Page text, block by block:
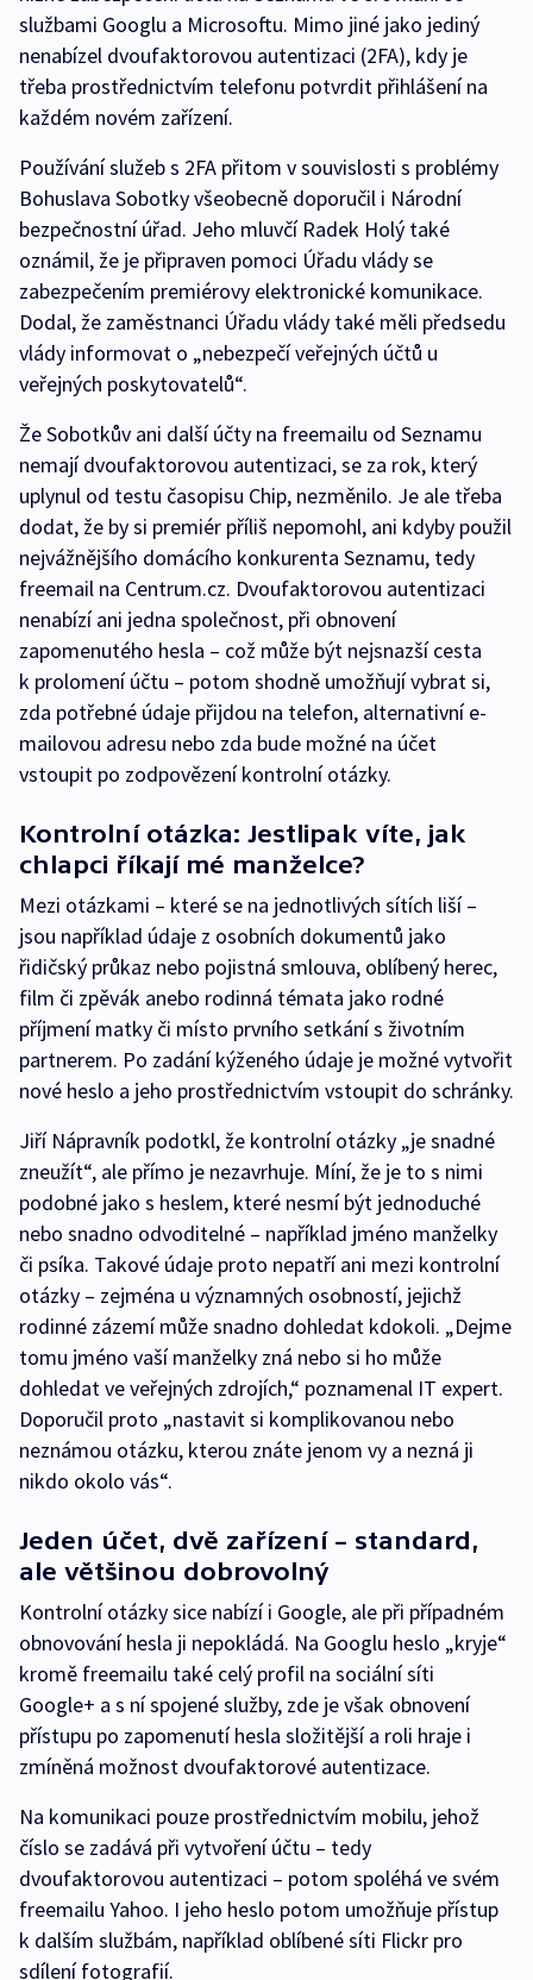
službami Googlu a Microsoftu. Mimo jiné jako jediný
nenabízel dvoufaktorovou autentizaci (2FA), kdy je
třeba prostřednictvím telefonu potvrdit přihlášení na
každém novém zařízení.
Používání služeb s 2FA přitom v souvislosti s problémy
Bohuslava Sobotky všeobecně doporučil i Národní
bezpečnostní úřad. Jeho mluvčí Radek Holý také
oznámil, že je připraven pomoci Úřadu vlády se
zabezpečením premiérovy elektronické komunikace.
Dodal, že zaměstnanci Úřadu vlády také měli předsedu
vlády informovat o „nebezpečí veřejných účtů u
veřejných poskytovatelů“.
Že Sobotkův ani další účty na freemailu od Seznamu
nemají dvoufaktorovou autentizaci, se za rok, který
uplynul od testu časopisu Chip, nezměnilo. Je ale třeba
dodat, že by si premiér příliš nepomohl, ani kdyby použil
nejvážnějšího domácího konkurenta Seznamu, tedy
freemail na Centrum.cz. Dvoufaktorovou autentizaci
nenabízí ani jedna společnost, při obnovení
zapomenutého hesla – což může být nejsnazší cesta
k prolomení účtu – potom shodně umožňují vybrat si,
zda potřebné údaje přijdou na telefon, alternativní e-
mailovou adresu nebo zda bude možné na účet
vstoupit po zodpovězení kontrolní otázky.
Kontrolní otázka: Jestlipak víte, jak
chlapci říkají mé manželce?
Mezi otázkami – které se na jednotlivých sítích liší –
jsou například údaje z osobních dokumentů jako
řidičský průkaz nebo pojistná smlouva, oblíbený herec,
film či zpěvák anebo rodinná témata jako rodné
příjmení matky či místo prvního setkání s životním
partnerem. Po zadání kýženého údaje je možné vytvořit
nové heslo a jeho prostřednictvím vstoupit do schránky.
Jiří Nápravník podotkl, že kontrolní otázky „je snadné
zneužít“, ale přímo je nezavrhuje. Míní, že je to s nimi
podobné jako s heslem, které nesmí být jednoduché
nebo snadno odvoditelné – například jméno manželky
či psíka. Takové údaje proto nepatří ani mezi kontrolní
otázky – zejména u významných osobností, jejichž
rodinné zázemí může snadno dohledat kdokoli. „Dejme
tomu jméno vaší manželky zná nebo si ho může
dohledat ve veřejných zdrojích,“ poznamenal IT expert.
Doporučil proto „nastavit si komplikovanou nebo
neznámou otázku, kterou znáte jenom vy a nezná ji
nikdo okolo vás“.
Jeden účet, dvě zařízení – standard,
ale většinou dobrovolný
Kontrolní otázky sice nabízí i Google, ale při případném
obnovování hesla ji nepokládá. Na Googlu heslo „kryje“
kromě freemailu také celý profil na sociální síti
Google+ a s ní spojené služby, zde je však obnovení
přístupu po zapomenutí hesla složitější a roli hraje i
zmíněná možnost dvoufaktorové autentizace.
Na komunikaci pouze prostřednictvím mobilu, jehož
číslo se zadává při vytvoření účtu – tedy
dvoufaktorovou autentizaci – potom spoléhá ve svém
freemailu Yahoo. I jeho heslo potom umožňuje přístup
k dalším službám, například oblíbené síti Flickr pro
sdílení fotografií.